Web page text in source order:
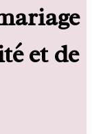
et de